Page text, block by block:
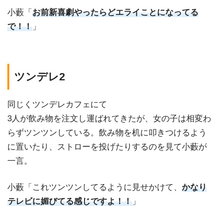
小藪「 お前新喜劇やったらどエライことになってる
で！！ 」
ツンデレ2
同じくツンデレカフェにて
3人が飲み物を注文し運ばれてきたが、女の子は相変わ
らずツンツンしている。飲み物を机に叩きつけるよう
に置いたり、ストローを投げたりするのを見て小藪が
一言。
小藪「これツンツンしてるように見せかけて、 かなり
テレビに媚びてる感じですよ！！ 」